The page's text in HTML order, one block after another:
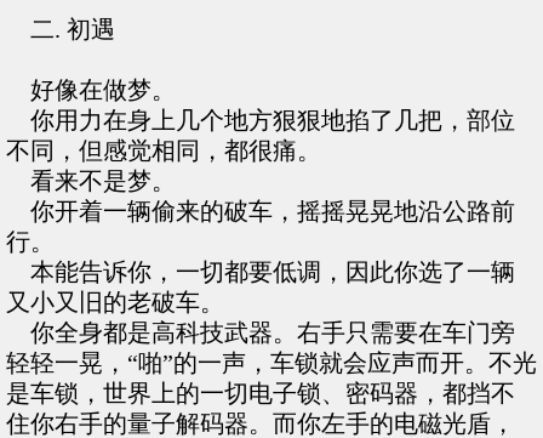
二. 初遇
好像在做梦。
你用力在身上几个地方狠狠地掐了几把，部位
不同，但感觉相同，都很痛。
看来不是梦。
你开着一辆偷来的破车，摇摇晃晃地沿公路前
行。
本能告诉你，一切都要低调，因此你选了一辆
又小又旧的老破车。
你全身都是高科技武器。右手只需要在车门旁
轻轻一晃，“啪”的一声，车锁就会应声而开。不光
是车锁，世界上的一切电子锁、密码器，都挡不
住你右手的量子解码器。而你左手的电磁光盾，